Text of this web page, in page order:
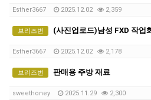
Esther3667 2025.12.02 2,359
브리즈번 (사진업로드)남성 FXD 작업화
Esther3667 2025.12.02 2,178
브리즈번 판매용 주방 재료
sweethoney 2025.11.29 2,300